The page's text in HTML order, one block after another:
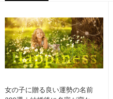
女の子に贈る良い運勢の名前